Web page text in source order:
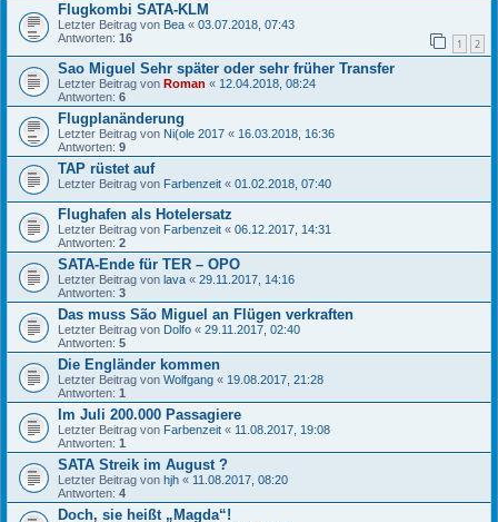
Flugkombi SATA-KLM
Letzter Beitrag von Bea « 03.07.2018, 07:43
Antworten: 16 1 2
Sao Miguel Sehr später oder sehr früher Transfer
Letzter Beitrag von Roman « 12.04.2018, 08:24
Antworten: 6
Flugplanänderung
Letzter Beitrag von Ni(ole 2017 « 16.03.2018, 16:36
Antworten: 9
TAP rüstet auf
Letzter Beitrag von Farbenzeit « 01.02.2018, 07:40
Flughafen als Hotelersatz
Letzter Beitrag von Farbenzeit « 06.12.2017, 14:31
Antworten: 2
SATA-Ende für TER – OPO
Letzter Beitrag von lava « 29.11.2017, 14:16
Antworten: 3
Das muss São Miguel an Flügen verkraften
Letzter Beitrag von Dolfo « 29.11.2017, 02:40
Antworten: 5
Die Engländer kommen
Letzter Beitrag von Wolfgang « 19.08.2017, 21:28
Antworten: 1
Im Juli 200.000 Passagiere
Letzter Beitrag von Farbenzeit « 11.08.2017, 19:08
Antworten: 1
SATA Streik im August ?
Letzter Beitrag von hjh « 11.08.2017, 08:20
Antworten: 4
Doch, sie heißt „Magda“!